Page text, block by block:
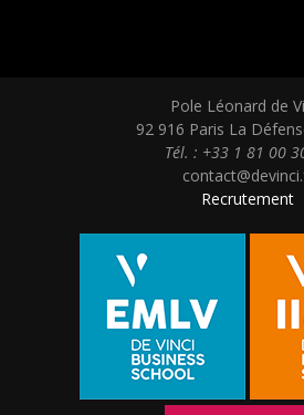
Pole Léonard de
92 916 Paris La
Tél. : +33 1 81 00
Recrutement